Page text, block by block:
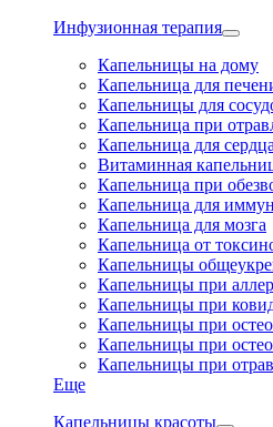
Инфузионная терапия
Капельницы на дому
Капельница для
Капельницы для
Капельница при
Капельница для сердца
Витаминная
Капельница при
Капельница для
Капельница для мозга
Капельница от
Капельницы
Капельницы при
Капельницы при
Капельницы при
Капельницы при
Капельницы при
Еще
Капельницы красоты